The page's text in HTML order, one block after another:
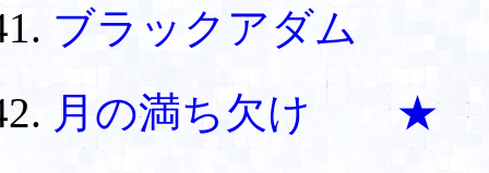
ブラックアダム
月の満ち欠け ★